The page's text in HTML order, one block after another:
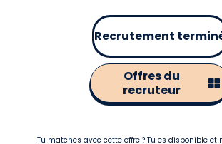
Recrutement
Offres du
recruteur
Tu matches avec cette offre ? Tu es disponible et